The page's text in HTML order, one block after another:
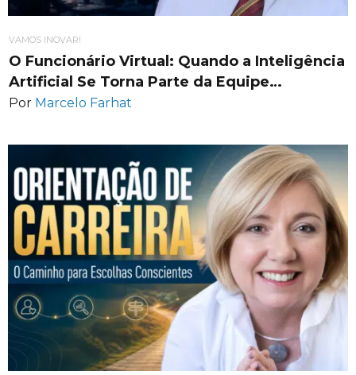
VAMOS INOVAR!
O Funcionário Virtual: Quando a Inteligência
Artificial Se Torna Parte da Equipe…
Por Marcelo Farhat